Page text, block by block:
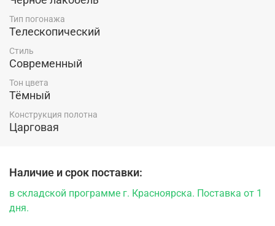
Тип погонажа
Телескопический
Стиль
Современный
Тон цвета
Тёмный
Конструкция полотна
Царговая
Наличие и срок поставки:
в складской программе г. Красноярска. Поставка от 1
дня.